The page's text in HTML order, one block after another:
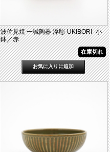
波佐見焼 一誠陶器 浮彫-UKIBORI- 小
鉢／赤
在庫切れ